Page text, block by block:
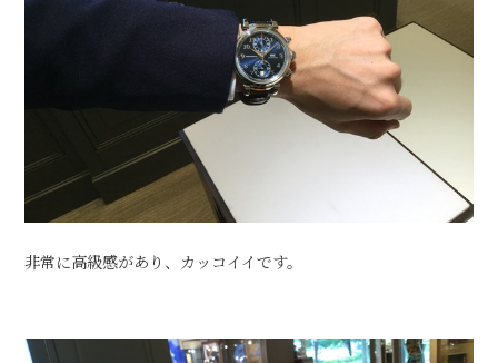
非常に高級感があり、カッコイイです。